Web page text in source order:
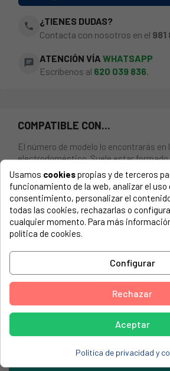
phone
¿TIENES DUDAS?
Contacta con nosotros en el 981
chat ATENCIÓN VÍA WHATSAPP
Escríbenos al 620 039 836.
COMPATIBLE CON...
El número de modelo lo encontrarás
electrodoméstico. Suele estar formado
Alimentador depiladora Braun 67030605
BRAUN, SILKEPIL 7 5378
BRAUN, 7891
Usamos cookiespropias y de terceros
funcionamiento de la web, analizar el uso
consentimiento, personalizar el
todas las cookies, rechazarlas o
cualquier momento. Para más
política de cookies.
Configurar
Rechazar
Aceptar
Política de privacidad y